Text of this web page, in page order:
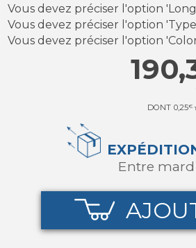
Vous devez préciser l'option
Vous devez préciser l'option
Vous devez préciser l'option
DONT 0,25€
entre